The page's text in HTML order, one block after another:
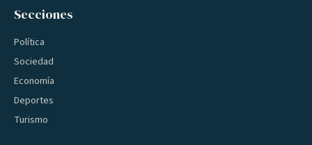
Secciones
Política
Sociedad
Economía
Deportes
Turismo